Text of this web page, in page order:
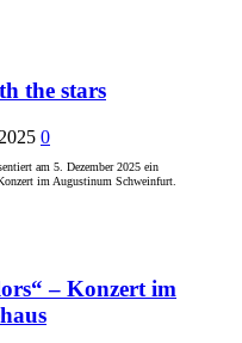
the stars
0
am 5. Dezember 2025 ein
im Augustinum Schweinfurt.
– Konzert im